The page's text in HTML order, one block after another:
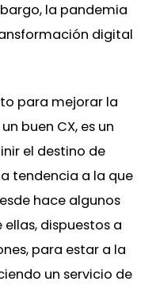
la pandemia
digital
para mejorar la
buen CX, es un
el destino de
tendencia a la que
hace algunos
ellas, dispuestos a
para estar a la
un servicio de